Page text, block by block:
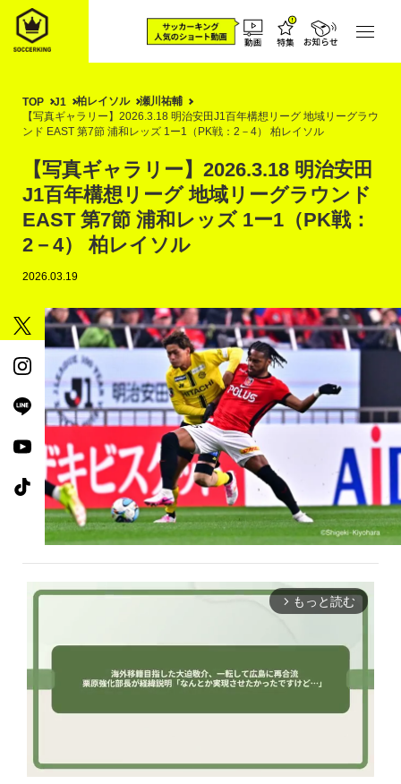
TOP J1 柏レイソル
瀬川祐輔
【写真ギャラリー】2026.3.18 明治安田J1百年構想リーグ 地域リーグラウ
ンド EAST 第7節 浦和レッズ 1ー1（PK戦：2－4） 柏レイソル
【写真ギャラリー】2026.3.18 明治安田
J1百年構想リーグ 地域リーグラウンド
EAST 第7節 浦和レッズ 1ー1（PK戦：
2－4） 柏レイソル
2026.03.19
arrow_forward_ios もっと読む